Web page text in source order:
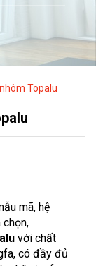
Topalu
mã, hệ
chọn,
với chất
có đầy đủ